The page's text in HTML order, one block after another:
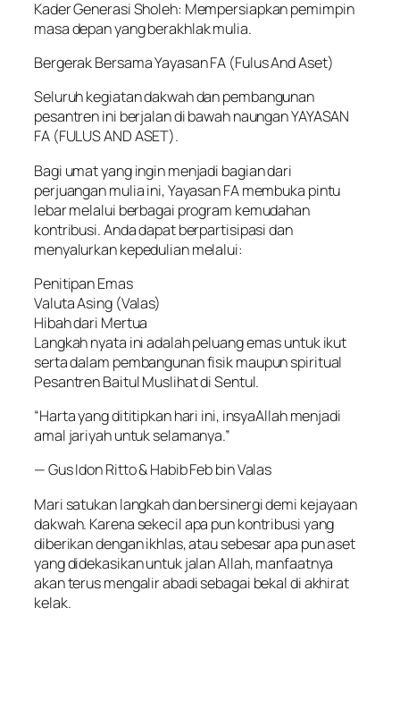
Kader Generasi Sholeh: Mempersiapkan pemimpin
masa depan yang berakhlak mulia.
Bergerak Bersama Yayasan FA (Fulus And Aset)
Seluruh kegiatan dakwah dan pembangunan
pesantren ini berjalan di bawah naungan YAYASAN
FA (FULUS AND ASET).
Bagi umat yang ingin menjadi bagian dari
perjuangan mulia ini, Yayasan FA membuka pintu
lebar melalui berbagai program kemudahan
kontribusi. Anda dapat berpartisipasi dan
menyalurkan kepedulian melalui:
Penitipan Emas
Valuta Asing (Valas)
Hibah dari Mertua
Langkah nyata ini adalah peluang emas untuk ikut
serta dalam pembangunan fisik maupun spiritual
Pesantren Baitul Muslihat di Sentul.
“Harta yang dititipkan hari ini, insyaAllah menjadi
amal jariyah untuk selamanya.”
— Gus Idon Ritto & Habib Feb bin Valas
Mari satukan langkah dan bersinergi demi kejayaan
dakwah. Karena sekecil apa pun kontribusi yang
diberikan dengan ikhlas, atau sebesar apa pun aset
yang didekasikan untuk jalan Allah, manfaatnya
akan terus mengalir abadi sebagai bekal di akhirat
kelak.